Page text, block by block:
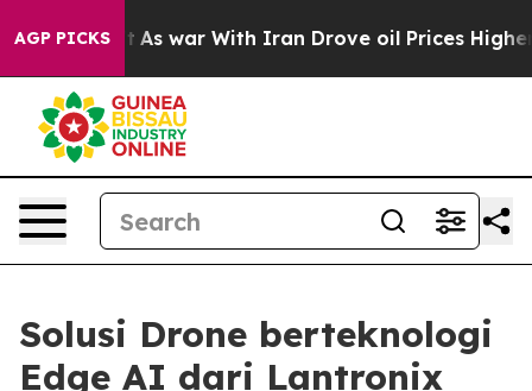
AGP PICKS
As war With Iran Drove oil Prices Higher, Trump
Solusi Drone berteknologi
Edge AI dari Lantronix